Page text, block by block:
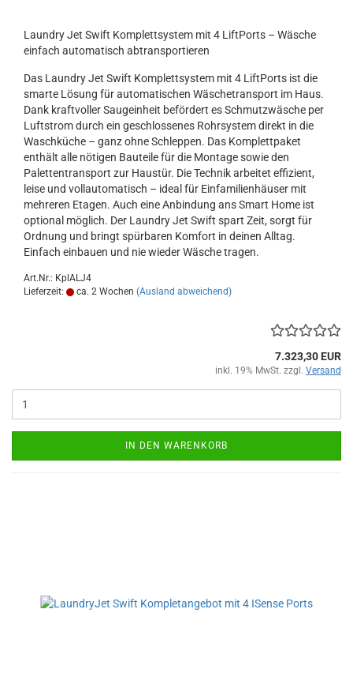
Laundry Jet Swift Komplettsystem mit 4 LiftPorts – Wäsche
einfach automatisch abtransportieren
Das Laundry Jet Swift Komplettsystem mit 4 LiftPorts ist die
smarte Lösung für automatischen Wäschetransport im Haus.
Dank kraftvoller Saugeinheit befördert es Schmutzwäsche per
Luftstrom durch ein geschlossenes Rohrsystem direkt in die
Waschküche – ganz ohne Schleppen. Das Komplettpaket
enthält alle nötigen Bauteile für die Montage sowie den
Palettentransport zur Haustür. Die Technik arbeitet effizient,
leise und vollautomatisch – ideal für Einfamilienhäuser mit
mehreren Etagen. Auch eine Anbindung ans Smart Home ist
optional möglich. Der Laundry Jet Swift spart Zeit, sorgt für
Ordnung und bringt spürbaren Komfort in deinen Alltag.
Einfach einbauen und nie wieder Wäsche tragen.
Art.Nr.: KplALJ4
Lieferzeit:
ca. 2 Wochen (Ausland abweichend)
7.323,30 EUR
inkl. 19% MwSt. zzgl. Versand
IN DEN WARENKORB